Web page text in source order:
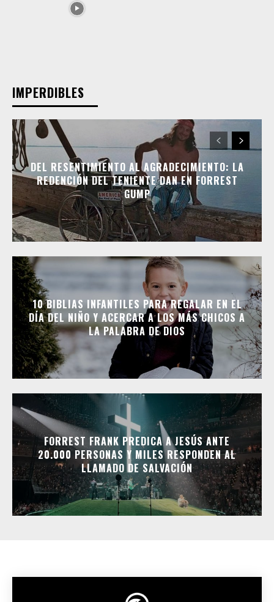
IMPERDIBLES
DEL RESENTIMIENTO AL AGRADECIMIENTO: LA
REDENCIÓN DEL TENIENTE DAN EN FORREST
GUMP
10 BIBLIAS INFANTILES PARA REGALAR EN EL
DÍA DEL NIÑO Y ACERCAR A LOS MÁS CHICOS A
LA PALABRA DE DIOS
FORREST FRANK PREDICA A JESÚS ANTE
20.000 PERSONAS Y MILES RESPONDEN AL
LLAMADO DE SALVACIÓN